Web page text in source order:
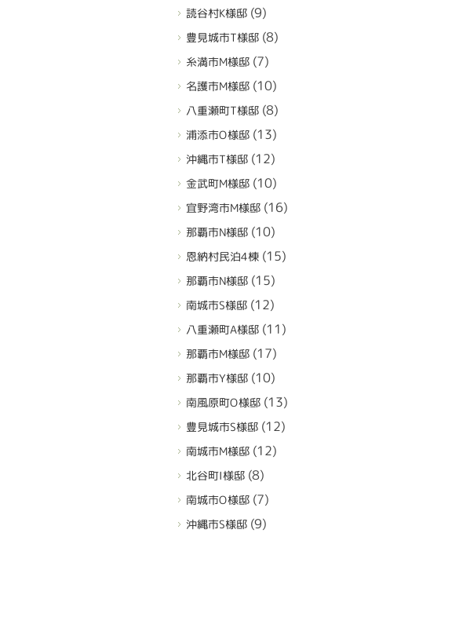
読谷村K様邸(9)
豊見城市T様邸(8)
糸満市M様邸(7)
名護市M様邸(10)
八重瀬町T様邸(8)
浦添市O様邸(13)
沖縄市T様邸(12)
金武町M様邸(10)
宜野湾市M様邸(16)
那覇市N様邸(10)
恩納村民泊4棟(15)
那覇市N様邸(15)
南城市S様邸(12)
八重瀬町A様邸(11)
那覇市M様邸(17)
那覇市Y様邸(10)
南風原町O様邸(13)
豊見城市S様邸(12)
南城市M様邸(12)
北谷町I様邸(8)
南城市O様邸(7)
沖縄市S様邸(9)